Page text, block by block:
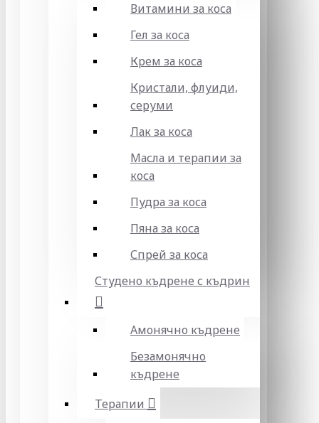
Витамини за коса
Гел за коса
Крем за коса
Кристали, флуиди,
серуми
Лак за коса
Масла и терапии за
коса
Пудра за коса
Пяна за коса
Спрей за коса
Студено къдрене с къдрин
Амонячно къдрене
Безамонячно
къдрене
Терапии